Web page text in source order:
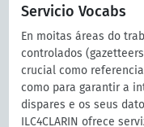
Servicio Vocabs
En moitas áreas do
controlados
crucial como
como para garantir a
dispares e os seus
ILC4CLARIN ofrece